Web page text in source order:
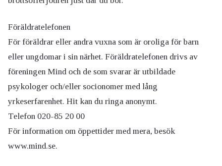
Föräldratelefonen
För föräldrar eller andra vuxna som är oroliga för barn
eller ungdomar i sin närhet. Föräldratelefonen drivs av
föreningen Mind och de som svarar är utbildade
psykologer och/eller socionomer med lång
yrkeserfarenhet. Hit kan du ringa anonymt.
Telefon 020-85 20 00
För information om öppettider med mera, besök
www.mind.se.